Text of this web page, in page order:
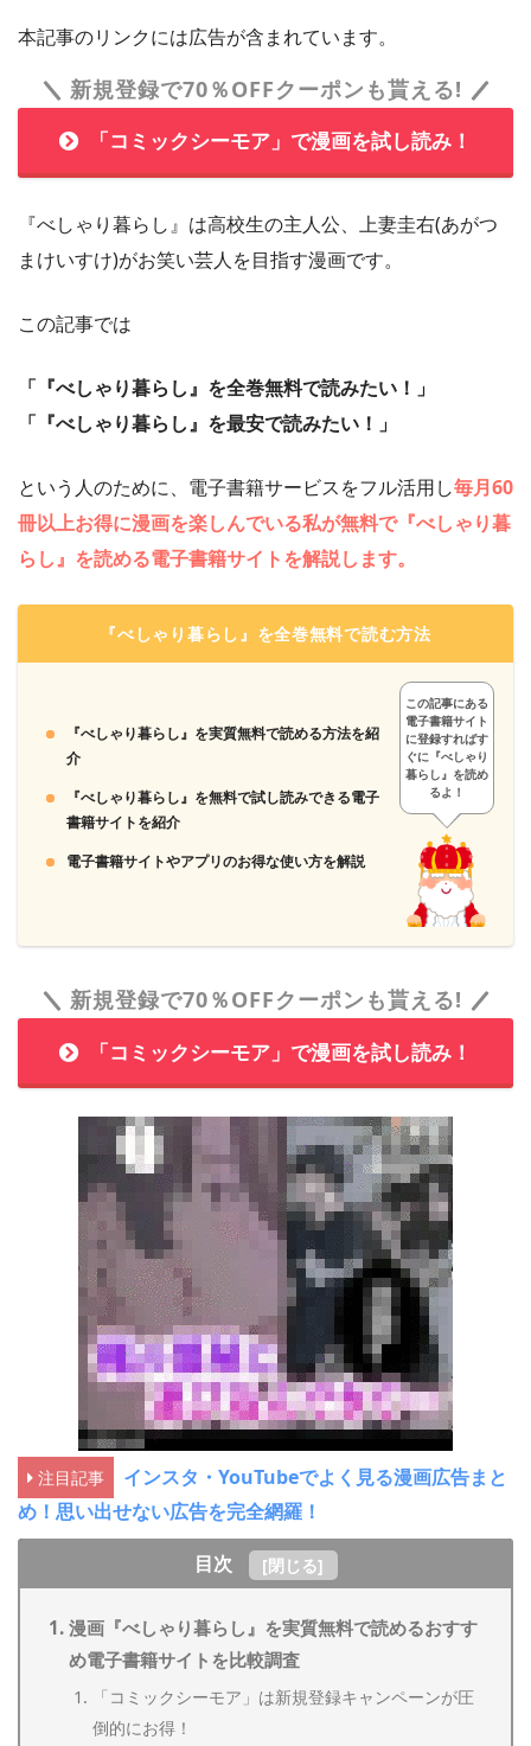
本記事のリンクには広告が含まれています。
新規登録で70％OFFクーポンも貰える!
「コミックシーモア」で漫画を試し読み！
『べしゃり暮らし』は高校生の主人公、上妻圭右(あがつ
まけいすけ)がお笑い芸人を目指す漫画です。
この記事では
「『べしゃり暮らし』を全巻無料で読みたい！」
「『べしゃり暮らし』を最安で読みたい！」
という人のために、電子書籍サービスをフル活用し毎月60
冊以上お得に漫画を楽しんでいる私が無料で『べしゃり暮
らし』を読める電子書籍サイトを解説します。
『べしゃり暮らし』を全巻無料で読む方法
『べしゃり暮らし』を実質無料で読める方法を紹
介
『べしゃり暮らし』を無料で試し読みできる電子
書籍サイトを紹介
電子書籍サイトやアプリのお得な使い方を解説
この記事にある
電子書籍サイト
に登録すればす
ぐに『べしゃり
暮らし』を読め
るよ！
新規登録で70％OFFクーポンも貰える!
「コミックシーモア」で漫画を試し読み！
注目記事
インスタ・YouTubeでよく見る漫画広告まと
め！思い出せない広告を完全網羅！
目次
[閉じる]
漫画『べしゃり暮らし』を実質無料で読めるおすす
め電子書籍サイトを比較調査
「コミックシーモア」は新規登録キャンペーンが圧
倒的にお得！